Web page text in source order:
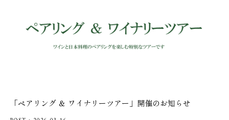
「ペアリング ＆ ワイナリーツアー」開催のお知らせ